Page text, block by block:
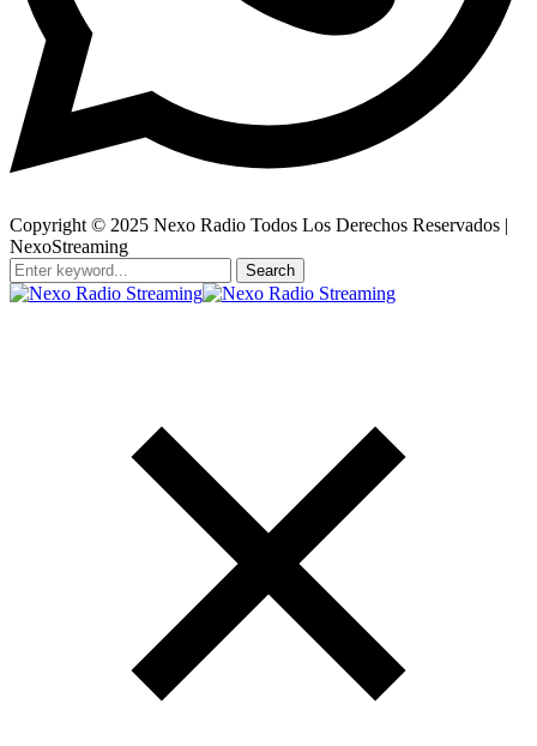
Copyright © 2025 Nexo Radio Todos Los Derechos Reservados |
NexoStreaming
Search